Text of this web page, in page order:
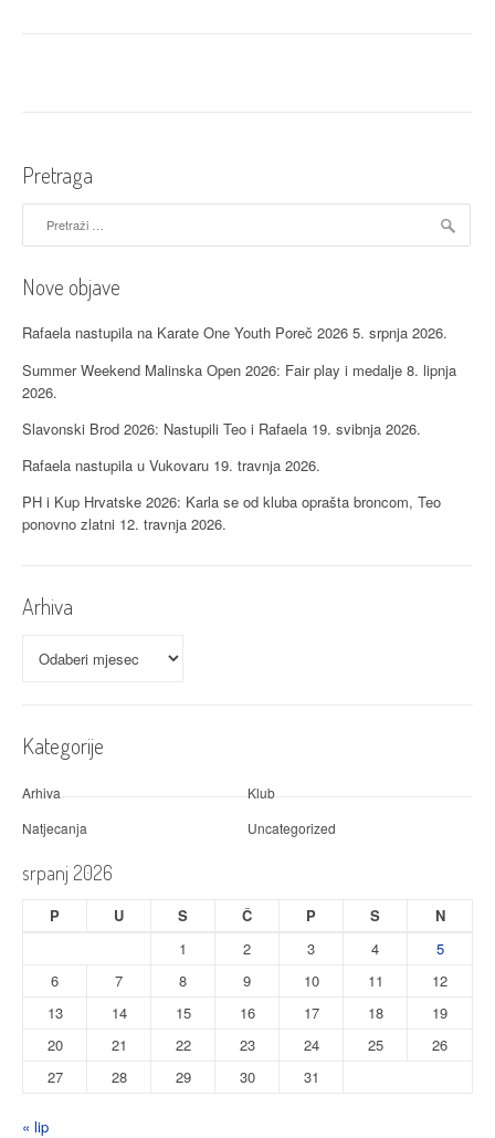
a
c
i
j
a
o
b
j
a
v
Pretraga
Nove objave
Rafaela nastupila na Karate One Youth Poreč 2026 5. srpnja 2026.
Summer Weekend Malinska Open 2026: Fair play i medalje 8. lipnja
2026.
Slavonski Brod 2026: Nastupili Teo i Rafaela 19. svibnja 2026.
Rafaela nastupila u Vukovaru 19. travnja 2026.
PH i Kup Hrvatske 2026: Karla se od kluba oprašta broncom, Teo
ponovno zlatni 12. travnja 2026.
Arhiva
Kategorije
Arhiva
Klub
Natjecanja
Uncategorized
srpanj 2026
P U S Č P S
N
1
2 3 4
5
6
7 8 9 10 11
12
13
14 15 16 17 18
19
20
21 22 23 24 25
26
27
28 29 30 31
« lip